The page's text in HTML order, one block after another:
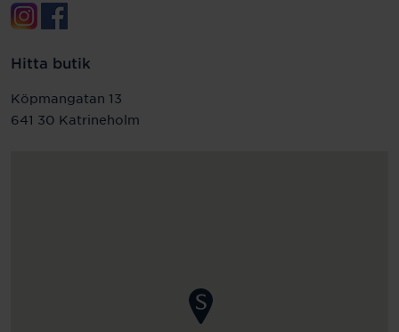
Hitta butik
Köpmangatan 13
641 30 Katrineholm